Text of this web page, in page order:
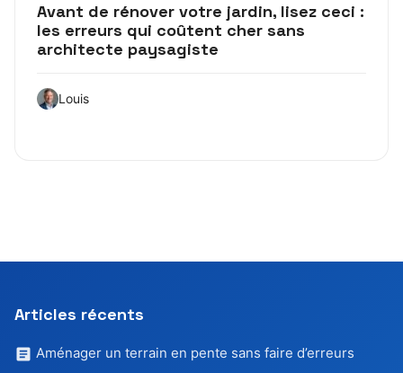
Avant de rénover votre jardin, lisez ceci :
les erreurs qui coûtent cher sans
architecte paysagiste
Louis
Articles récents
Aménager un terrain en pente sans faire d’erreurs